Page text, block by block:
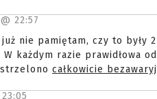
22:57
nie pamiętam, czy to były
każdym razie prawidłowa
całkowicie
23:05